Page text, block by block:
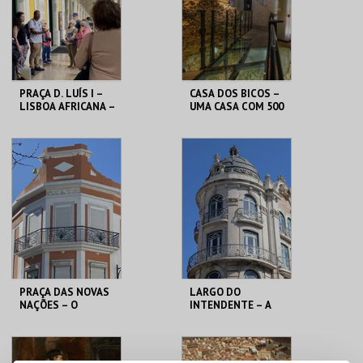
COMPRAR COMPRAR
PRAÇA D. LUÍS I –
LISBOA AFRICANA –
ML - PALÁCIO
PIMENTA
MAIS INFO
CASA DOS BICOS –
UMA CASA COM 500
ORIENTADA
ML - PALÁCIO
PIMENTA
MAIS INFO
COMPRAR
PRAÇA DAS NOVAS
NAÇÕES – O
PERCURSO
ML - PALÁCIO
PIMENTA
LARGO DO
INTENDENTE – A
PERCURSO
ML - PALÁCIO
PIMENTA